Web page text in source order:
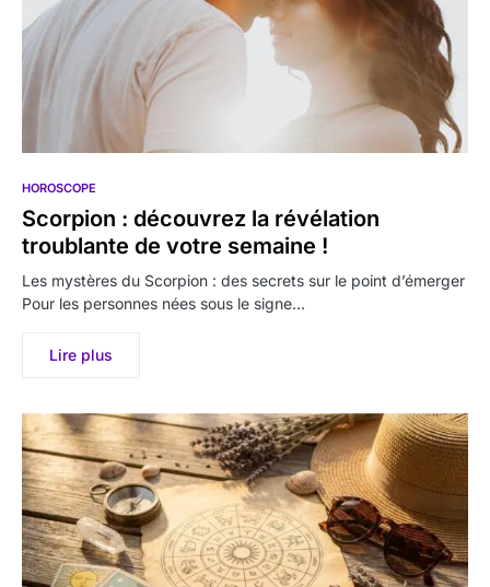
HOROSCOPE
Scorpion : découvrez la révélation
troublante de votre semaine !
Les mystères du Scorpion : des secrets sur le point d’émerger
Pour les personnes nées sous le signe…
Lire plus